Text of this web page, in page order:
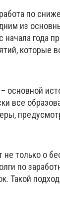
по
из
начала года
которые
основной
все
только о
по
Такой